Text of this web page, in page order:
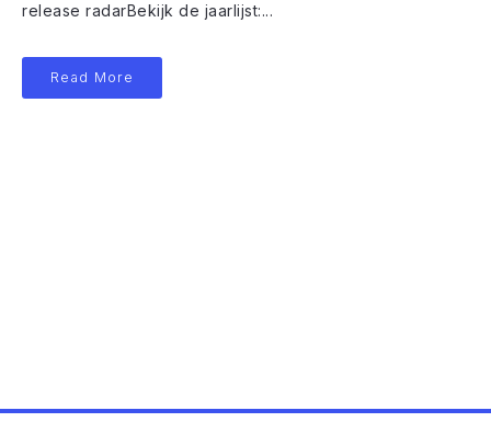
release radarBekijk de jaarlijst:...
Read More